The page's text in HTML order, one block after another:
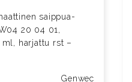
saippua-
20 04 01,
ml, harjattu rst –
Genwec